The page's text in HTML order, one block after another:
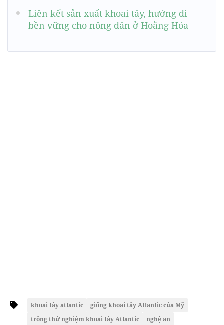
Liên kết sản xuất khoai tây, hướng đi
bền vững cho nông dân ở Hoằng Hóa
khoai tây atlantic
giống khoai tây Atlantic của Mỹ
trồng thử nghiệm khoai tây Atlantic
nghệ an